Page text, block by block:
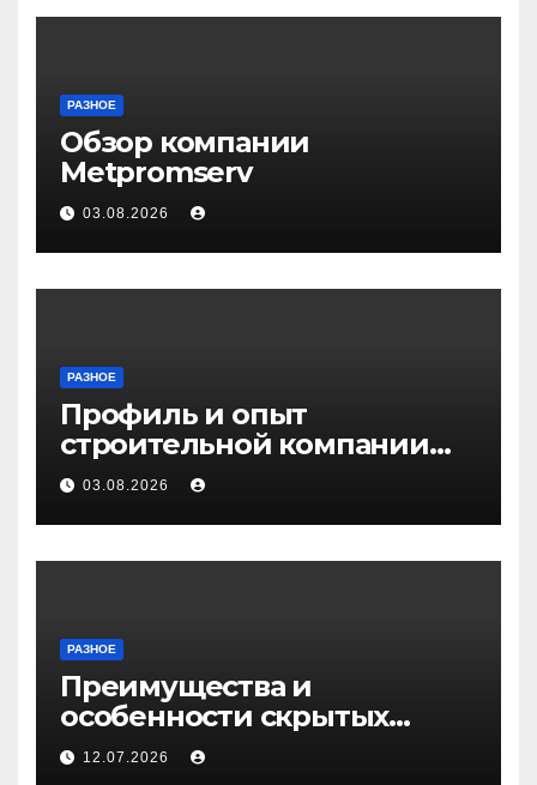
РАЗНОЕ
Обзор компании
Metpromserv
03.08.2026
РАЗНОЕ
Профиль и опыт
строительной компании
Медичи
03.08.2026
РАЗНОЕ
Преимущества и
особенности скрытых
дверей
12.07.2026